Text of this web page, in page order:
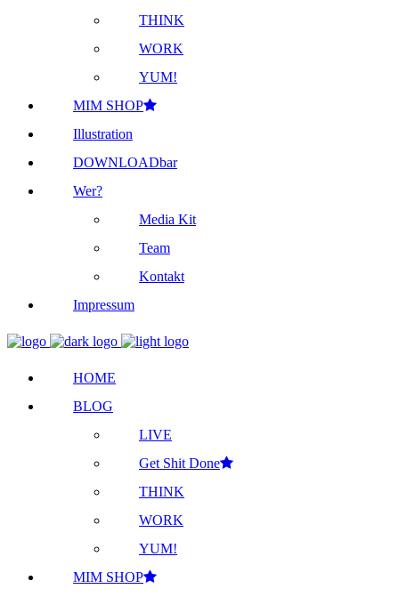
THINK
WORK
YUM!
MIM SHOP
Illustration
DOWNLOADbar
Wer?
Media Kit
Team
Kontakt
Impressum
HOME
BLOG
LIVE
Get Shit Done
THINK
WORK
YUM!
MIM SHOP